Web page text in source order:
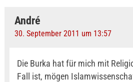
André
30. September 2011 um 13:57
Die Burka hat für mich mit
Fall ist, mögen